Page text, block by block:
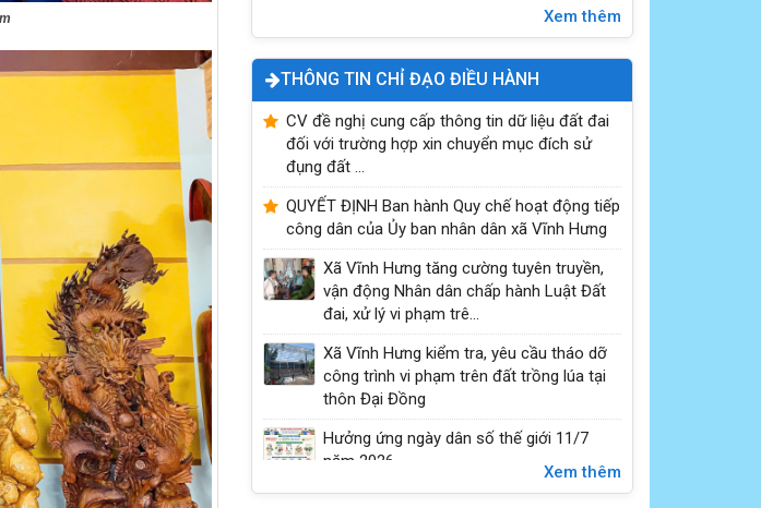
Xem thêm
THÔNG TIN CHỈ ĐẠO ĐIỀU HÀNH
CV đề nghị cung cấp thông tin dữ liệu đất đai
đối với trường hợp xin chuyển mục đích sử
đụng đất ...
QUYẾT ĐỊNH Ban hành Quy chế hoạt động tiếp
công dân của Ủy ban nhân dân xã Vĩnh Hưng
Xã Vĩnh Hưng tăng cường tuyên truyền,
vận động Nhân dân chấp hành Luật Đất
đai, xử lý vi phạm trê...
Xã Vĩnh Hưng kiểm tra, yêu cầu tháo dỡ
công trình vi phạm trên đất trồng lúa tại
thôn Đại Đồng
Hưởng ứng ngày dân số thế giới 11/7
năm 2026
Xem thêm
Quyền bầu cử của công dân